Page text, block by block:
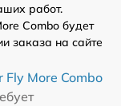
работ.
Combo будет
заказа на сайте
Fly More Combo